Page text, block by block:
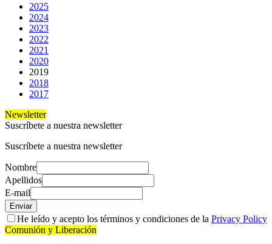
2025
2024
2023
2022
2021
2020
2019
2018
2017
Newsletter
Suscríbete a nuestra newsletter
Suscríbete a nuestra newsletter
Nombre
Apellidos
E-mail
Enviar
He leído y acepto los términos y condiciones de la Privacy Policy
Comunión y Liberación